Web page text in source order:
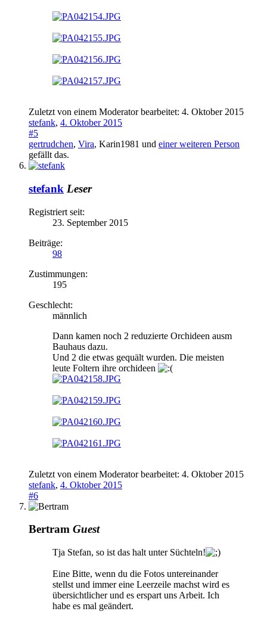
Zuletzt von einem Moderator bearbeitet: 4. Oktober 2015
stefank, 4. Oktober 2015
#5
gertrudchen, Vira, Karin1981 und einer weiteren Person
gefällt das.
stefank Leser
Registriert seit:
23. September 2015
Beiträge:
98
Zustimmungen:
195
Geschlecht:
männlich
Dann kamen noch 2 reduzierte Orchideen ausm
Bauhaus dazu.
Und 2 die etwas gequält wurden. Die meisten
leute Foltern ihre orchideen
Zuletzt von einem Moderator bearbeitet: 4. Oktober 2015
stefank, 4. Oktober 2015
#6
Bertram Guest
Tja Stefan, so ist das halt unter Süchteln!
Eine Bitte, wenn du die Fotos untereinander
stellst und immer eine Leerzeile machst wird es
übersichtlicher und es erspart uns Arbeit. Ich
habe es mal geändert.